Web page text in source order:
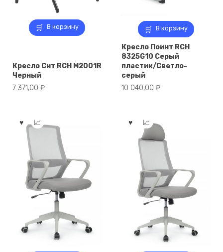
В корзину
Кресло Сит RCH M2001R
Черный
7 371,00 ₽
В корзину
Кресло Поинт RCH
8325G10 Серый
пластик/Светло-
серый
10 040,00 ₽